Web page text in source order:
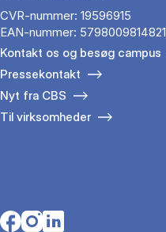
CVR-nummer: 19596915
EAN-nummer: 5798009814821
Kontakt os og besøg campus
Pressekontakt
Nyt fra CBS
Til virksomheder
Opens in a new tab
Opens in a new tab
Opens in a new tab